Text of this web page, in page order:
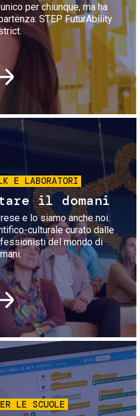
per chiunque, ma ha
STEP FuturAbility
Immagine
E LABORATORI
il domani
e lo siamo anche noi.
culturale curato dalle
del mondo di
Immagine
LE SCUOLE